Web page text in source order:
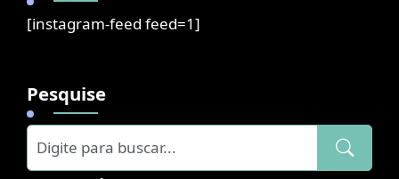
[instagram-feed feed=1]
Pesquise